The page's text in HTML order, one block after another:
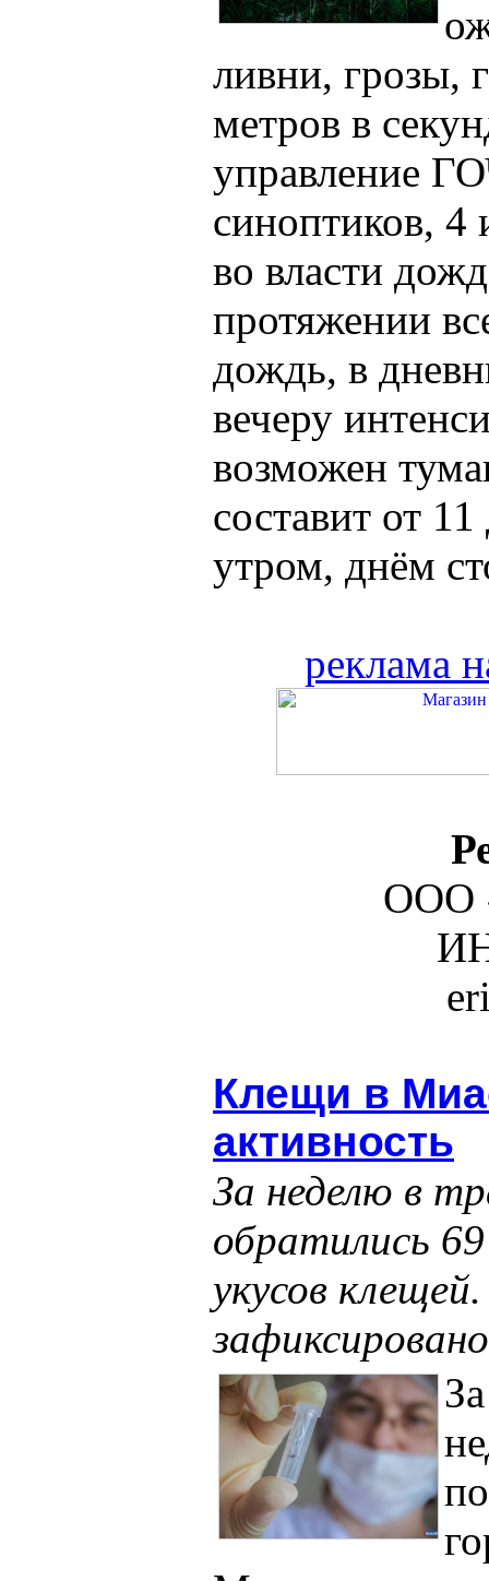
ливни, грозы,
метров в
управление
синоптиков, 4
во власти
протяжении
дождь, в
вечеру
возможен
составит от
утром, днём
реклама
ООО
Клещи в
активность
За неделю в
обратились
укусов